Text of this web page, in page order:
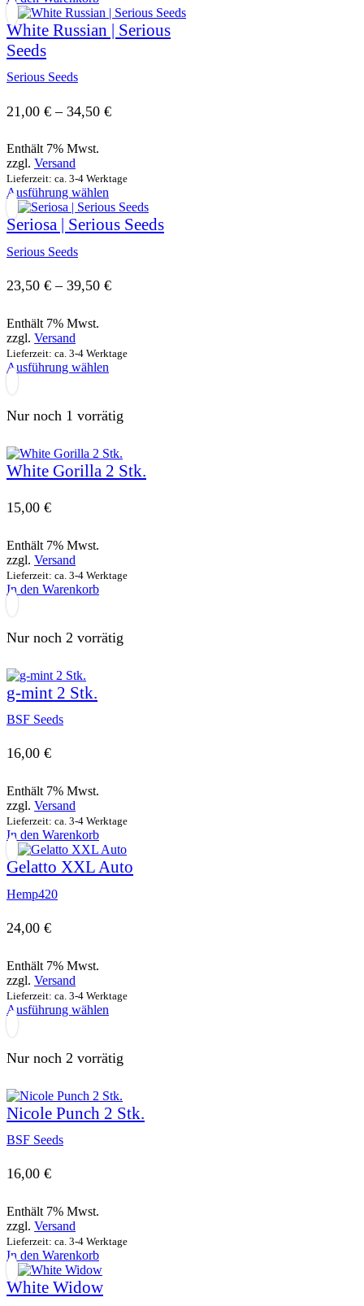
White Russian | Serious
Seeds
Serious Seeds
21,00 € – 34,50 €Preisspanne:
34,50 €
Enthält 7% Mwst.
zzgl. Versand
Lieferzeit: ca. 3-4 Werktage
Ausführung wählen
Produkt
weist
mehrere
Die
Optionen
Produktseite
Seriosa | Serious Seeds
Serious Seeds
23,50 € – 39,50 €Preisspanne:
39,50 €
Enthält 7% Mwst.
zzgl. Versand
Lieferzeit: ca. 3-4 Werktage
Ausführung wählen
mehrere
Varianten
Die
Optionen
können
Nur noch 1 vorrätig
White Gorilla 2 Stk.
15,00 €
Enthält 7% Mwst.
zzgl. Versand
Lieferzeit: ca. 3-4 Werktage
In den Warenkorb
Nur noch 2 vorrätig
g-mint 2 Stk.
BSF Seeds
16,00 €
Enthält 7% Mwst.
zzgl. Versand
Lieferzeit: ca. 3-4 Werktage
In den Warenkorb
Gelatto XXL Auto
Hemp420
24,00 €
Enthält 7% Mwst.
zzgl. Versand
Lieferzeit: ca. 3-4 Werktage
Ausführung wählen
mehrere
Varianten
Die
Optionen
können
Nur noch 2 vorrätig
Nicole Punch 2 Stk.
BSF Seeds
16,00 €
Enthält 7% Mwst.
zzgl. Versand
Lieferzeit: ca. 3-4 Werktage
In den Warenkorb
White Widow